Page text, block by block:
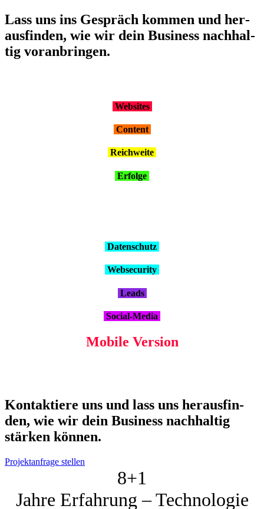
Lass uns ins Gespräch kom­men und her­
aus­fin­den, wie wir dein Busi­ness nach­hal­
tig vor­an­brin­gen.
Web­sites
Con­tent
Reich­wei­te
Erfol­ge
Daten­schutz
Web­se­cu­ri­ty
Leads
Social-Media
Mobi­le Ver­si­on
Kon­tak­tie­re uns und lass uns her­aus­fin­
den, wie wir dein Busi­ness nach­hal­tig
stär­ken kön­nen.
Projektanfrage stellen
8+1
Jahre Erfahrung – Technologie